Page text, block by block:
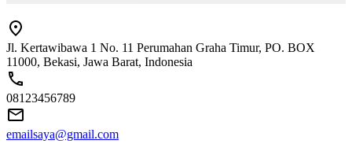
Jl. Kertawibawa 1 No. 11 Perumahan Graha Timur, PO. BOX
11000, Bekasi, Jawa Barat, Indonesia
08123456789
emailsaya@gmail.com